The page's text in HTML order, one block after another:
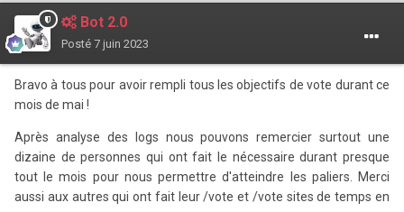
Bot 2.0
Posté 7 juin 2023
Bravo à tous pour avoir rempli tous les objectifs de vote durant ce
mois de mai !
Après analyse des logs nous pouvons remercier surtout une
dizaine de personnes qui ont fait le nécessaire durant presque
tout le mois pour nous permettre d'atteindre les paliers. Merci
aussi aux autres qui ont fait leur /vote et /vote sites de temps en